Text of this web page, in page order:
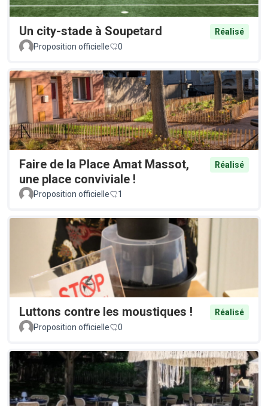
Un city-stade à Soupetard
Réalisé
Proposition officielle
0
Faire de la Place Amat Massot,
une place conviviale !
Réalisé
Proposition officielle 1
Luttons contre les moustiques !
Réalisé
Proposition officielle
0